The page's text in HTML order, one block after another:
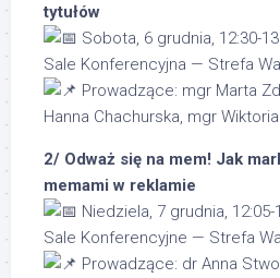
tytułów
Sobota, 6 grudnia, 12:30-
Sale Konferencyjna — Strefa
Prowadzące: mgr Marta
Hanna Chachurska, mgr Wiktoria
2/ Odważ się na mem! Jak
memami w reklamie
Niedziela, 7 grudnia, 12:05-
Sale Konferencyjne — Strefa
Prowadzące: dr Anna